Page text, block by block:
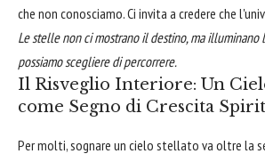
che non conosciamo. Ci invita a credere che
Le stelle non ci mostrano il destino, ma
possiamo scegliere di percorrere.
Il Risveglio Interiore: Un
come Segno di Crescita
Per molti, sognare un cielo stellato va oltre la